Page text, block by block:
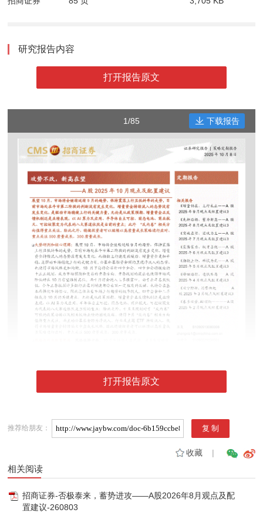
研究报告内容
打开报告原文
1/85 下载报告
打开报告原文
推荐给朋友：
收藏|
相关阅读
招商证券-否极泰来，蓄势进攻——A股2026年8月观点及配
置建议-260803